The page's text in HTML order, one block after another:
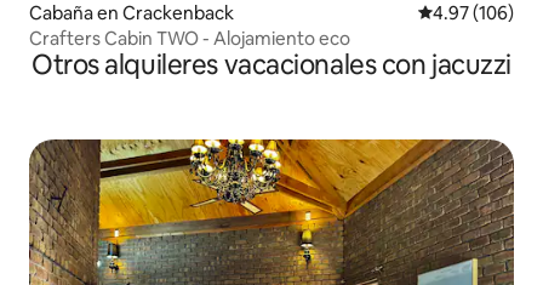
Cabaña en Crackenback Calificación
4.97 (106)
Crafters Cabin TWO - Alojamiento eco
Otros alquileres vacacionales con jacuzzi